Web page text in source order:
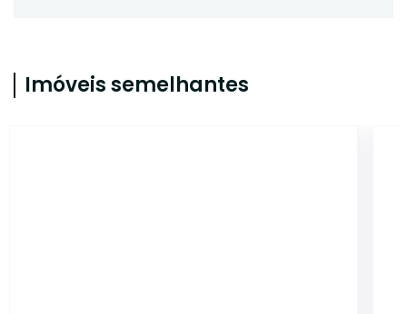
Imóveis semelhantes